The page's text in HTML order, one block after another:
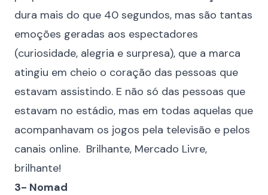
dura mais do que 40 segundos, mas são tantas
emoções geradas aos espectadores
(curiosidade, alegria e surpresa), que a marca
atingiu em cheio o coração das pessoas que
estavam assistindo. E não só das pessoas que
estavam no estádio, mas em todas aquelas que
acompanhavam os jogos pela televisão e pelos
canais online. Brilhante, Mercado Livre,
brilhante!
3- Nomad